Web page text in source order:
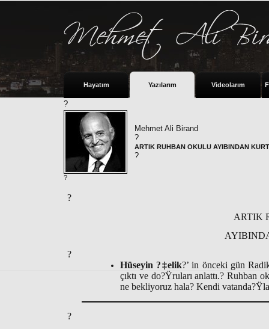
Hayatım Yazılarım Videolarım
?
Mehmet Ali Birand
?
ARTIK RUHBAN OKULU AYIBINDAN
?
?
?
ARTIK
?
Hüseyin ?‡elik?’ in önceki gün
çıktı ve do?Ÿruları anlattı.? Ruhban
ne bekliyoruz hala? Kendi
?